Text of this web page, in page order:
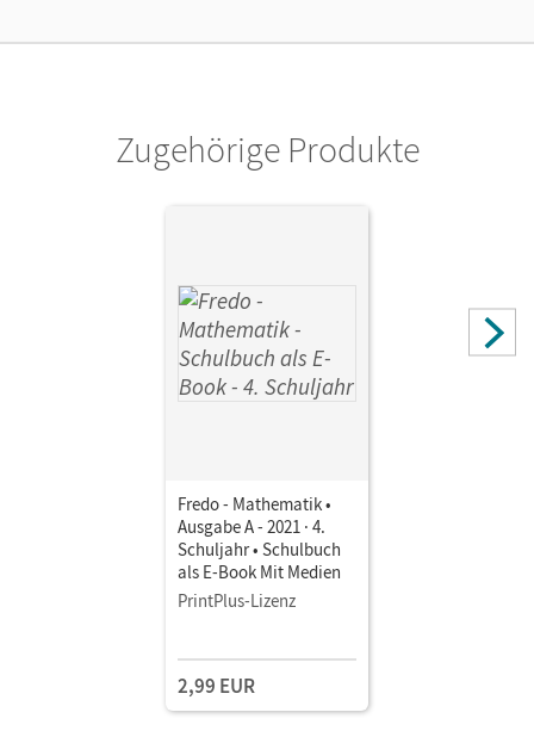
Zugehörige Produkte
Fredo - Mathematik •
Ausgabe A - 2021 · 4.
Schuljahr • Schulbuch
als E-Book Mit Medien
PrintPlus-Lizenz
2,99 EUR